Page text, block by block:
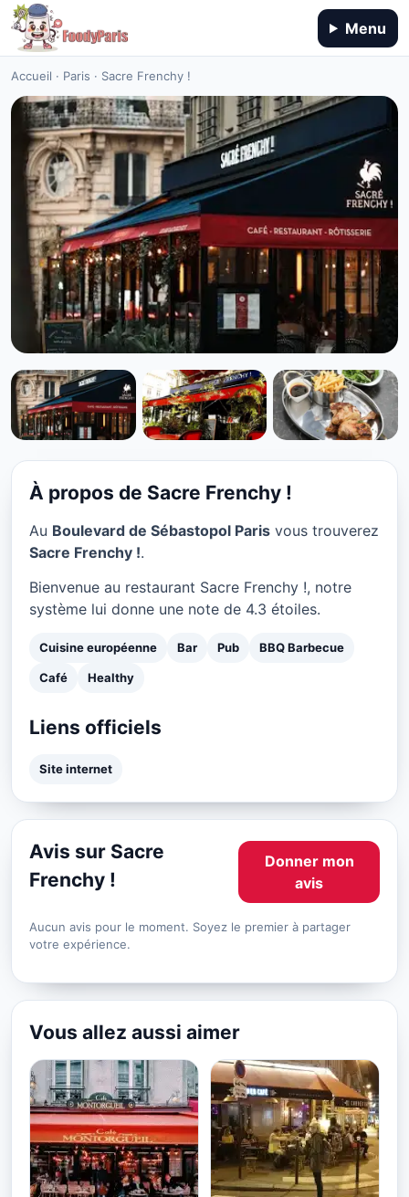
Menu
Accueil · Paris · Sacre Frenchy !
CUISINE EUROPÉENNE
Sacre Frenchy ! à Paris
★ 4.3/5
À propos de Sacre Frenchy !
Au Boulevard de Sébastopol Paris vous trouverez
Sacre Frenchy !.
Bienvenue au restaurant Sacre Frenchy !, notre
système lui donne une note de 4.3 étoiles.
Cuisine européenne Bar Pub BBQ Barbecue
Café Healthy
Liens officiels
Site internet
Avis sur Sacre
Frenchy !
Donner mon
avis
Aucun avis pour le moment. Soyez le premier à partager
votre expérience.
Vous allez aussi aimer